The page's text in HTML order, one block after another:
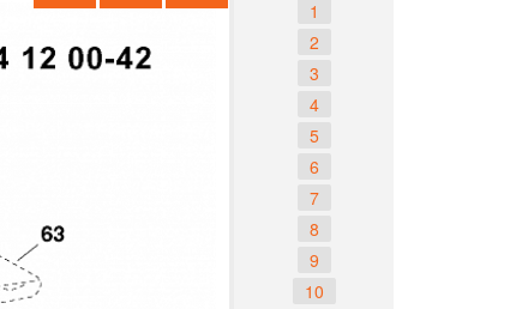
1
2
3
4
5
6
7
8
9
10